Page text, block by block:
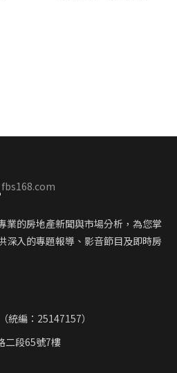
fbs168.com
業的房地產新聞與市場分析，為您掌
深入的專題報導、影音節目及即時房
統編：25147157）
二段65號7樓